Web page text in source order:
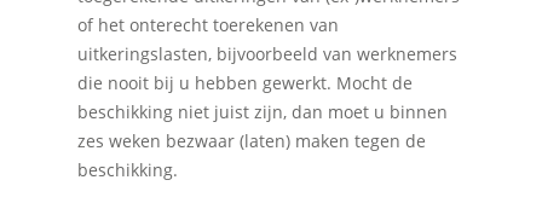
of het onterecht toerekenen van
uitkeringslasten, bijvoorbeeld van werknemers
die nooit bij u hebben gewerkt. Mocht de
beschikking niet juist zijn, dan moet u binnen
zes weken bezwaar (laten) maken tegen de
beschikking.